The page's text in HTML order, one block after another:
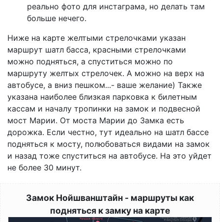
реально фото для инстаграма, но делать там
больше нечего.
Ниже на карте желтыми стрелочками указан
маршрут шатл басса, красными стрелочками
можно подняться, а спуститься можно по
маршруту желтых стрелочек. А можно на верх на
автобусе, а вниз пешком...- ваше желание) Также
указана наиболее близкая парковка к билетным
кассам и началу тропинки на замок и подвесной
мост Марии. От моста Марии до Замка есть
дорожка. Если честно, тут идеально на шатл бассе
подняться к мосту, полюбоваться видами на замок
и назад тоже спуститься на автобусе. На это уйдет
не более 30 минут.
Замок Нойшванштайн - маршруты как
подняться к замку на карте